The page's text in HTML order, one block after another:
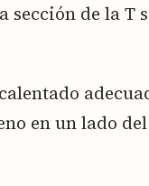
sección de la T
en un lado